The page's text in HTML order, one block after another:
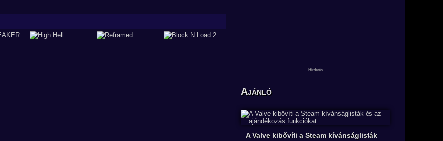
Ajánló
A Valve kibővíti a Steam kívánságlisták